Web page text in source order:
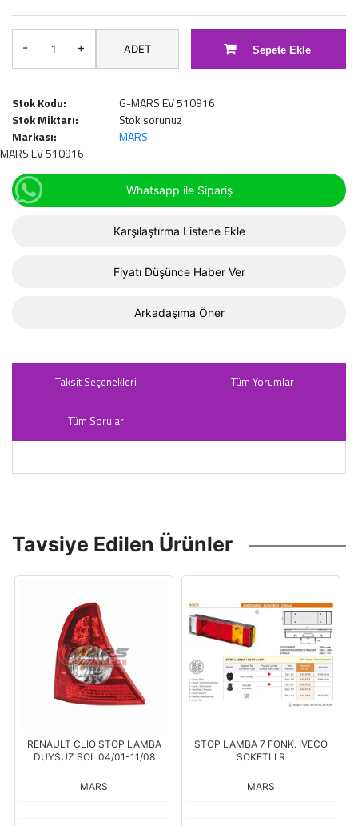
- + ADET Sepete Ekle
Stok Kodu:
G-MARS EV 510916
Stok Miktarı:
Stok sorunuz
Markası:
MARS
MARS EV 510916
Whatsapp ile Sipariş
Karşılaştırma Listene Ekle
Fiyatı Düşünce Haber Ver
Arkadaşıma Öner
Taksit Seçenekleri Tüm Yorumlar
Tüm Sorular
Tavsiye Edilen Ürünler
RENAULT CLIO STOP LAMBA
DUYSUZ SOL 04/01-11/08
MARS
STOP LAMBA 7 FONK. IVECO
SOKETLI R
MARS